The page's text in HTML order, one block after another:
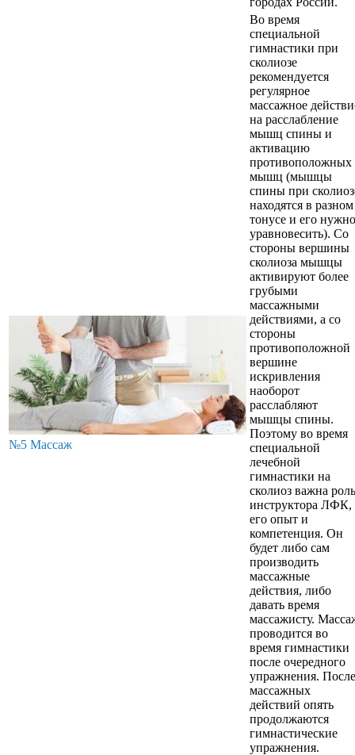
№5 Массаж
Во время
специальной
гимнастики при
сколиозе
рекомендуется
регулярное
массажное
на расслабление
мышц спины и
активацию
противоположных
мышц (мышцы
спины при
находятся в разном
тонусе и его нужно
уравновесить). Со
стороны вершины
сколиоза мышцы
активируют более
грубыми
массажными
действиями, а со
стороны
противоположной
вершине
искривления
наоборот
расслабляют
мышцы спины.
Поэтому во время
специальной
лечебной
гимнастики на
сколиоз важна роль
инструктора ЛФК,
его опыт и
компетенция. Он
будет либо сам
производить
массажные
действия, либо
давать время
массажисту.
проводится во
время гимнастики
после очередного
упражнения. После
массажных
действий опять
продолжаются
гимнастические
упражнения.